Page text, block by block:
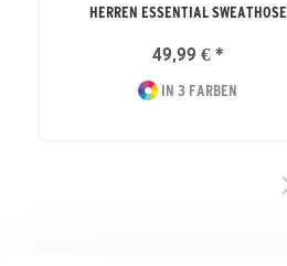
HERREN ESSENTIAL SWEATHOSE
49,99 € *
IN 3 FARBEN